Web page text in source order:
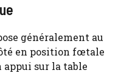
généralement au
en position fœtale
appui sur la table